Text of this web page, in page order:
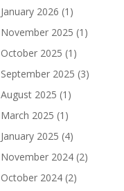
January 2026 (1)
November 2025 (1)
October 2025 (1)
September 2025 (3)
August 2025 (1)
March 2025 (1)
January 2025 (4)
November 2024 (2)
October 2024 (2)